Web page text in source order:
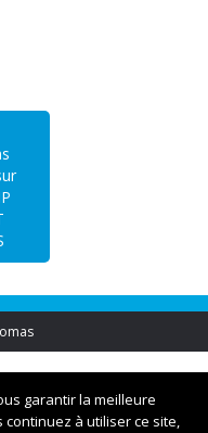
garantir la meilleure
à utiliser ce site,